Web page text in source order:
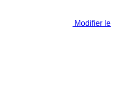
Modifier le